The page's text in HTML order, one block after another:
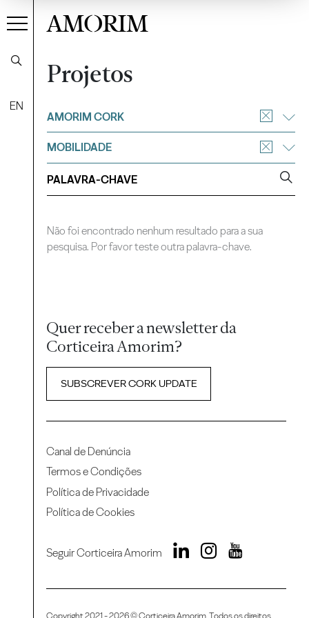
EN
AMORIM
Projetos
Filtrar
AMORIM CORK
MOBILIDADE
Não foi encontrado nenhum resultado para a sua
pesquisa. Por favor teste outra palavra-chave.
Quer receber a newsletter da
Corticeira Amorim?
SUBSCREVER CORK UPDATE
Canal de Denúncia
Termos e Condições
Política de Privacidade
Política de Cookies
Seguir Corticeira Amorim
Copyright 2021 - 2026 © Corticeira Amorim. Todos os direitos